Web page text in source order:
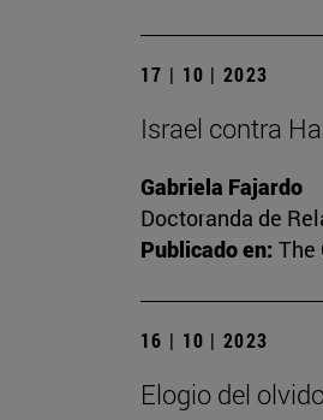
17 | 10 | 2023
Israel contra
Gabriela Fajardo
Doctoranda de
Publicado en: The
16 | 10 | 2023
Elogio del